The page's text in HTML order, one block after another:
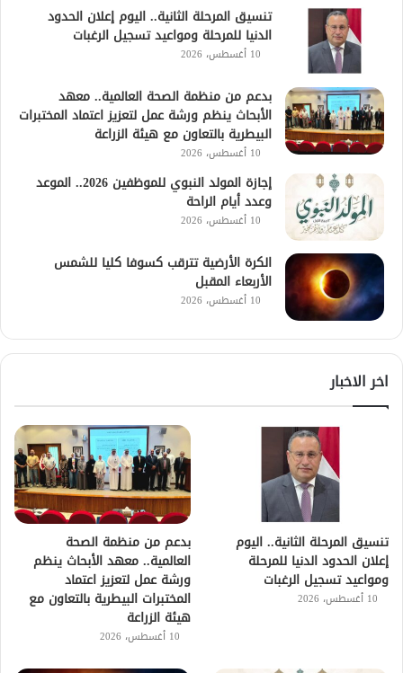
تنسيق المرحلة الثانية.. اليوم إعلان الحدود
الدنيا للمرحلة ومواعيد تسجيل الرغبات
10 أغسطس، 2026
بدعم من منظمة الصحة العالمية.. معهد
الأبحاث ينظم ورشة عمل لتعزيز اعتماد المختبرات
البيطرية بالتعاون مع هيئة الزراعة
10 أغسطس، 2026
إجازة المولد النبوي للموظفين 2026.. الموعد
وعدد أيام الراحة
10 أغسطس، 2026
الكرة الأرضية تترقب كسوفا كليا للشمس
الأربعاء المقبل
10 أغسطس، 2026
اخر الاخبار
تنسيق المرحلة الثانية.. اليوم
إعلان الحدود الدنيا للمرحلة
ومواعيد تسجيل الرغبات
10 أغسطس، 2026
بدعم من منظمة الصحة
العالمية.. معهد الأبحاث ينظم
ورشة عمل لتعزيز اعتماد
المختبرات البيطرية بالتعاون مع
هيئة الزراعة
10 أغسطس، 2026